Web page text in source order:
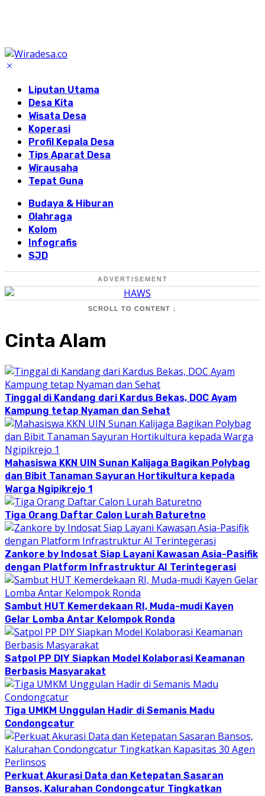
Liputan Utama
Desa Kita
Wisata Desa
Koperasi
Profil Kepala Desa
Tips Aparat Desa
Wirausaha
Tepat Guna
Budaya & Hiburan
Olahraga
Kolom
Infografis
SJD
ADVERTISEMENT
SCROLL TO CONTENT ↓
Cinta Alam
Tinggal di Kandang dari Kardus Bekas, DOC Ayam
Kampung tetap Nyaman dan Sehat
Mahasiswa KKN UIN Sunan Kalijaga Bagikan Polybag
dan Bibit Tanaman Sayuran Hortikultura kepada
Warga Ngipikrejo 1
Tiga Orang Daftar Calon Lurah Baturetno
Zankore by Indosat Siap Layani Kawasan Asia-Pasifik
dengan Platform Infrastruktur AI Terintegerasi
Sambut HUT Kemerdekaan RI, Muda-mudi Kayen
Gelar Lomba Antar Kelompok Ronda
Satpol PP DIY Siapkan Model Kolaborasi Keamanan
Berbasis Masyarakat
Tiga UMKM Unggulan Hadir di Semanis Madu
Condongcatur
Perkuat Akurasi Data dan Ketepatan Sasaran
Bansos, Kalurahan Condongcatur Tingkatkan